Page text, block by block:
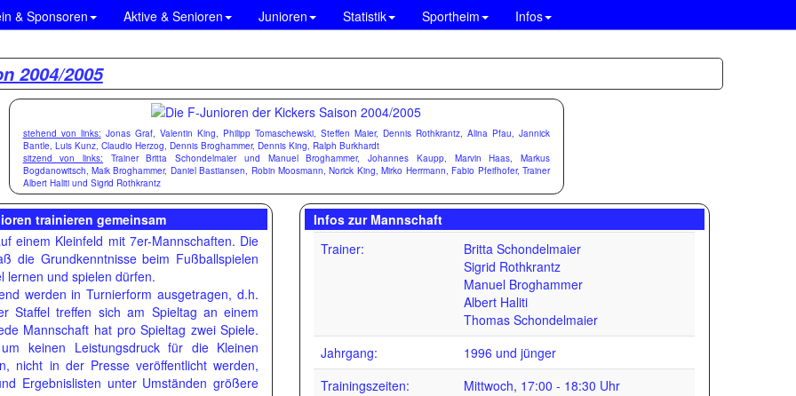
& Sponsoren Aktive & Senioren Junioren Statistik Sportheim Infos
2004/2005
stehend von links: Jonas Graf, Valentin King, Philipp Tomaschewski, Steffen Maier, Dennis Rothkrantz, Alina Pfau, Jannick
Bantle, Luis Kunz, Claudio Herzog, Dennis Broghammer, Dennis King, Ralph Burkhardt
sitzend von links: Trainer Britta Schondelmaier und Manuel Broghammer, Johannes Kaupp, Marvin Haas, Markus
Bogdanowitsch, Maik Broghammer, Daniel Bastiansen, Robin Moosmann, Norick King, Mirko Herrmann, Fabio Pfeifhofer, Trainer
Albert Haliti und Sigrid Rothkrantz
trainieren gemeinsam
einem Kleinfeld mit 7er-Mannschaften. Die
die Grundkenntnisse beim Fußballspielen
lernen und spielen dürfen.
werden in Turnierform ausgetragen, d.h.
Staffel treffen sich am Spieltag an einem
Mannschaft hat pro Spieltag zwei Spiele.
keinen Leistungsdruck für die Kleinen
nicht in der Presse veröffentlicht werden,
Ergebnislisten unter Umständen größere
Infos zur Mannschaft
Trainer:
Britta Schondelmaier
Sigrid Rothkrantz
Manuel Broghammer
Albert Haliti
Thomas Schondelmaier
Jahrgang:
1996 und jünger
Trainingszeiten:
Mittwoch, 17:00 - 18:30 Uhr